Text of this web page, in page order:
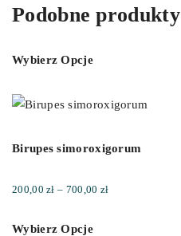
Podobne produkty
Wybierz Opcje
Birupes simoroxigorum
200,00zł – 700,00 złZakres
Wybierz Opcje